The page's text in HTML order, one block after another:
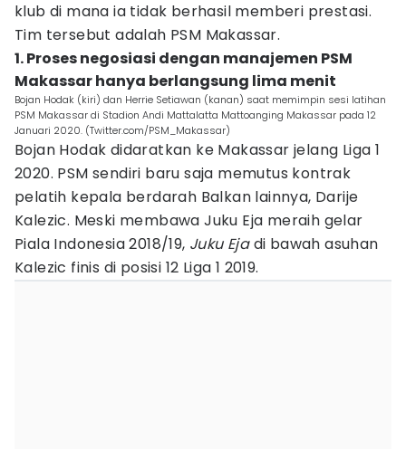
klub di mana ia tidak berhasil memberi prestasi.
Tim tersebut adalah PSM Makassar.
1. Proses negosiasi dengan manajemen PSM
Makassar hanya berlangsung lima menit
Bojan Hodak (kiri) dan Herrie Setiawan (kanan) saat memimpin sesi latihan
PSM Makassar di Stadion Andi Mattalatta Mattoanging Makassar pada 12
Januari 2020. (Twitter.com/PSM_Makassar)
Bojan Hodak didaratkan ke Makassar jelang Liga 1
2020. PSM sendiri baru saja memutus kontrak
pelatih kepala berdarah Balkan lainnya, Darije
Kalezic. Meski membawa Juku Eja meraih gelar
Piala Indonesia 2018/19, Juku Ejadi bawah asuhan
Kalezic finis di posisi 12 Liga 1 2019.